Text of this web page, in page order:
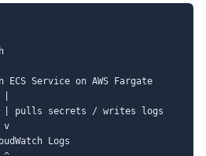
ECS Service on AWS Fargate
pulls secrets / writes logs
v
Logs